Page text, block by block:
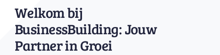
Welkom bij
BusinessBuilding: Jouw
Partner in Groei